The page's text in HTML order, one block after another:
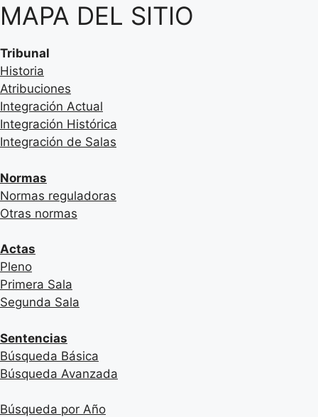
MAPA DEL SITIO
Tribunal
Historia
Atribuciones
Integración Actual
Integración Histórica
Integración de Salas
Normas
Normas reguladoras
Otras normas
Actas
Pleno
Primera Sala
Segunda Sala
Sentencias
Búsqueda Básica
Búsqueda Avanzada
Búsqueda por Año